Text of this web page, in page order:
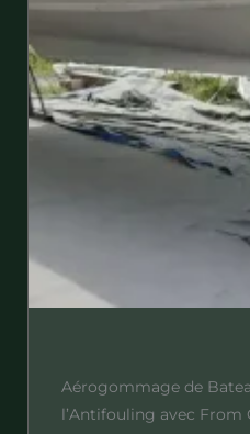
Aérogommage de
l’Antifouling avec From